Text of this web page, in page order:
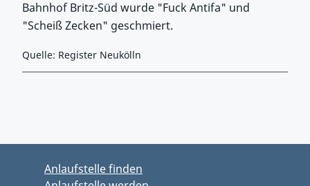
Bahnhof Britz-Süd wurde "Fuck Antifa" und
"Scheiß Zecken" geschmiert.
Quelle: Register Neukölln
Anlaufstelle finden